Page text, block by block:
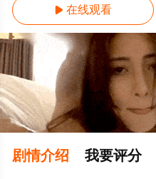
 在线观看
剧情介绍 我要评分